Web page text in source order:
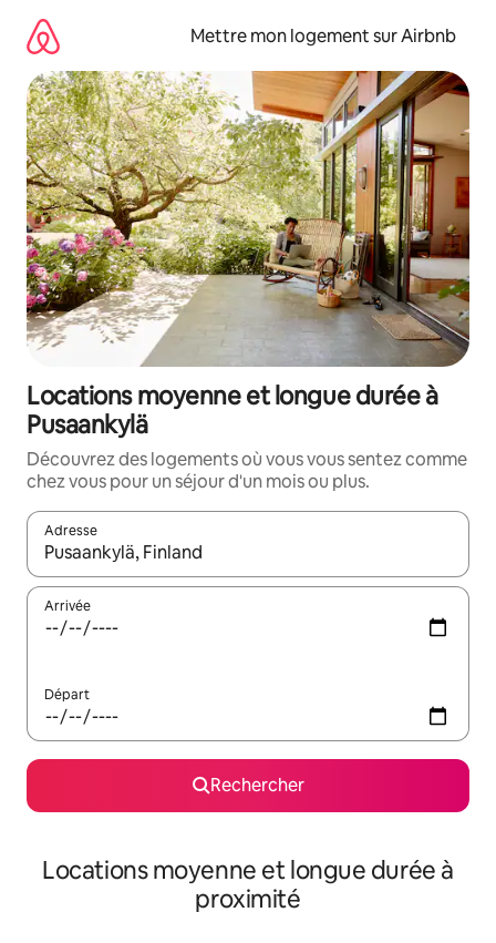
directement
contenu
Mettre mon logement sur Airbnb
Locations moyenne et longue durée à
Pusaankylä
Découvrez des logements où vous vous sentez comme
chez vous pour un séjour d'un mois ou plus.
Adresse
Lorsque les résultats s'affichent, utilisez les flèches vers le
Arrivée
Départ
Rechercher
Locations moyenne et longue durée à
proximité